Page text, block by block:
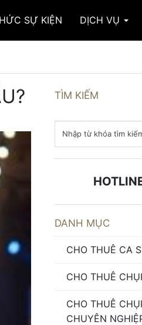
SỰ KIỆN DỊCH VỤ
TÌM KIẾM
DANH MỤC
CHO THUÊ CA
CHO THUÊ
CHO THUÊ
CHUYÊN